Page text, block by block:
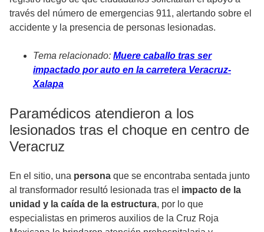
través del número de emergencias 911, alertando sobre el
accidente y la presencia de personas lesionadas.
Tema relacionado: Muere caballo tras ser
impactado por auto en la carretera Veracruz-
Xalapa
Paramédicos atendieron a los
lesionados tras el choque en centro de
Veracruz
En el sitio, una persona que se encontraba sentada junto
al transformador resultó lesionada tras el impacto de la
unidad y la caída de la estructura, por lo que
especialistas en primeros auxilios de la Cruz Roja